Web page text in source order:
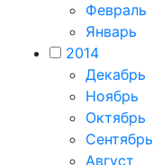
Февраль
Январь
2014
Декабрь
Ноябрь
Октябрь
Сентябрь
Август